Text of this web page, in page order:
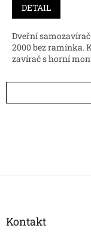
DETAIL
Dveřní samozavírač
2000 bez ramínka.
zavírač s horní
Kontakt